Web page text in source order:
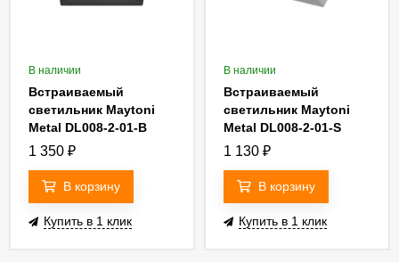
В наличии
Встраиваемый
светильник Maytoni
Metal DL008-2-01-B
1 350 ₽
В корзину
Купить в 1 клик
В наличии
Встраиваемый
светильник Maytoni
Metal DL008-2-01-S
1 130 ₽
В корзину
Купить в 1 клик